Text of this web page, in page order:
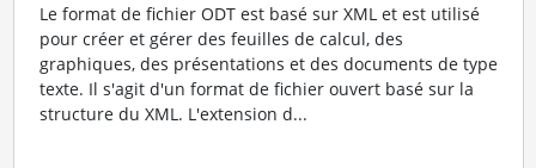
Le format de fichier ODT est basé sur XML et est utilisé
pour créer et gérer des feuilles de calcul, des
graphiques, des présentations et des documents de type
texte. Il s'agit d'un format de fichier ouvert basé sur la
structure du XML. L'extension d...